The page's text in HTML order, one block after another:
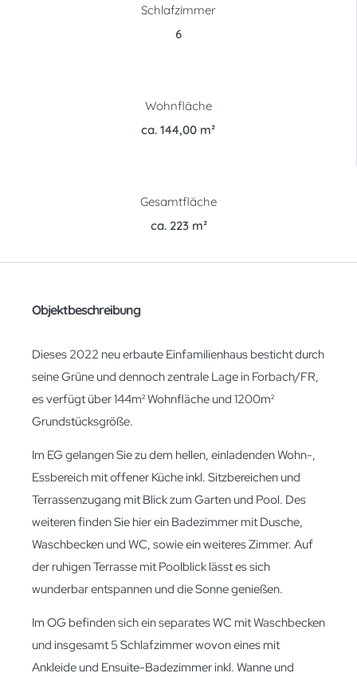
Schlafzimmer
6
Wohnfläche
ca. 144,00 m²
Gesamtfläche
ca. 223 m²
Objektbeschreibung
Dieses 2022 neu erbaute Einfamilienhaus besticht durch
seine Grüne und dennoch zentrale Lage in Forbach/FR,
es verfügt über 144m² Wohnfläche und 1200m²
Grundstücksgröße.
Im EG gelangen Sie zu dem hellen, einladenden Wohn-,
Essbereich mit offener Küche inkl. Sitzbereichen und
Terrassenzugang mit Blick zum Garten und Pool. Des
weiteren finden Sie hier ein Badezimmer mit Dusche,
Waschbecken und WC, sowie ein weiteres Zimmer. Auf
der ruhigen Terrasse mit Poolblick lässt es sich
wunderbar entspannen und die Sonne genießen.
Im OG befinden sich ein separates WC mit Waschbecken
und insgesamt 5 Schlafzimmer wovon eines mit
Ankleide und Ensuite-Badezimmer inkl. Wanne und